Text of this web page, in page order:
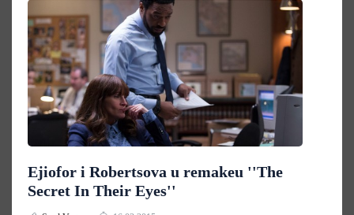
Ejiofor i Robertsova u remakeu ''The
Secret In Their Eyes''